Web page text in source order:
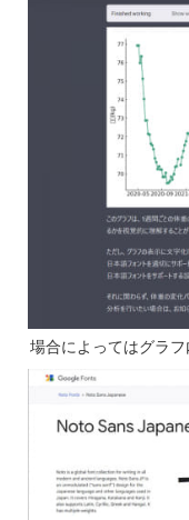
場合によってはグラ